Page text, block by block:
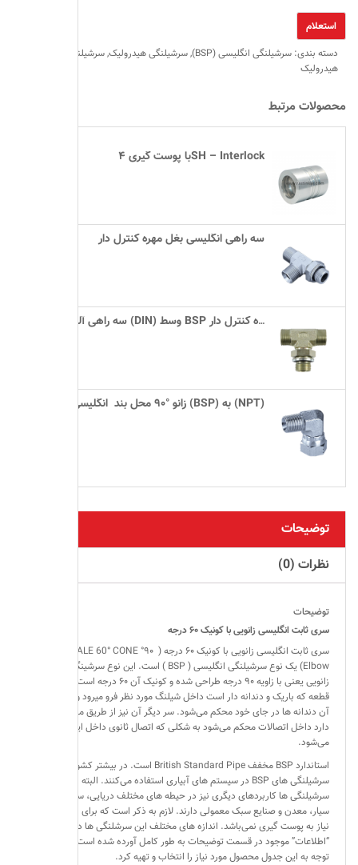
دسته بندی: سرشیلنگی انگلیسی (BSP) ,سرشیلنگی هیدرولیک,سرشیلنگی و اتصالات
هیدرولیک
محصولات مرتبط
با پوست گیری ۴SH – Interlock
سه راهی انگلیسی بغل مهره کنترل دار
سه راهی آلمانی بوشخور (DIN) وسط BSP مهره کنترل دار
زانو °۹۰ محل بند  انگلیسی (BSP) به (NPT)
توضیحات
نظرات (0)
توضیحات
سری ثابت انگلیسی زانویی با کونیک ۶۰ درجه
سری ثابت انگلیسی زانویی با کونیک ۶۰ درجه ( ۹۰° BSP FEMALE 60° CONE
Elbow) یک نوع سرشیلنگی انگلیسی ( BSP ) است. این نوع سرشینگی به شکل
زانویی یعنی با زاویه ۹۰ درجه طراحی شده و کونیک آن ۶۰ درجه است. دنباله این
قطعه که باریک و دندانه دار است داخل شیلنگ مورد نظر فرو میرود و به واسطه
آن دندانه ها در جای خود محکم می‌شود. سر دیگر آن نیز از طریق مهره ای که
دارد داخل اتصالات محکم می‌شود به شکلی که اتصال ثانوی داخل این مهره پیچ
می‌شود.
استاندارد BSP مخفف British Standard Pipe است. در بیشتر کشورها از
سرشیلنگی های BSP در سیستم های آبیاری استفاده می‌کنند. البته این
سرشیلنگی ها کاربردهای دیگری نیز در حیطه های مختلف دریایی، سیستم های
سیار، معدن و صنایع سبک معمولی دارند. لازم به ذکر است که برای نصب آنها
نیاز به پوست گیری نمی‌باشد. اندازه های مختلف این سرشلنگی ها در گزینه
“اطلاعات” موجود در قسمت توضیحات به طور کامل آورده شده است. می‌توان با
توجه به این جدول محصول مورد نیاز را انتخاب و تهیه کرد.